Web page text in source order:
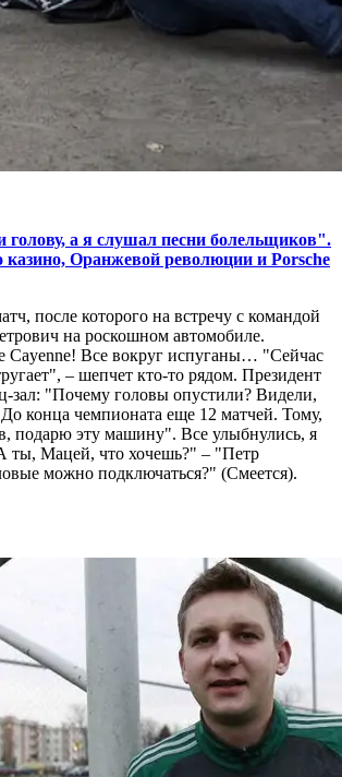
а я слушал песни болельщиков".
Оранжевой революции и Porsche
после которого на встречу с командой
на роскошном автомобиле.
Cayenne! Все вокруг испуганы… "Сейчас
– шепчет кто-то рядом. Президент
зал: "Почему головы опустили? Видели,
конца чемпионата еще 12 матчей. Тому,
подарю эту машину". Все улыбнулись, я
ты, Мацей, что хочешь?" – "Петр
можно подключаться?" (Смеется).